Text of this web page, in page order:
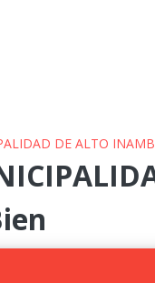
DE ALTO